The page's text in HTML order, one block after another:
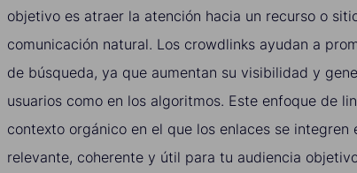
objetivo es atraer la atención hacia un recurso o
comunicación natural. Los crowdlinks ayudan a
de búsqueda, ya que aumentan su visibilidad y
usuarios como en los algoritmos. Este enfoque de
contexto orgánico en el que los enlaces se integren
relevante, coherente y útil para tu audiencia